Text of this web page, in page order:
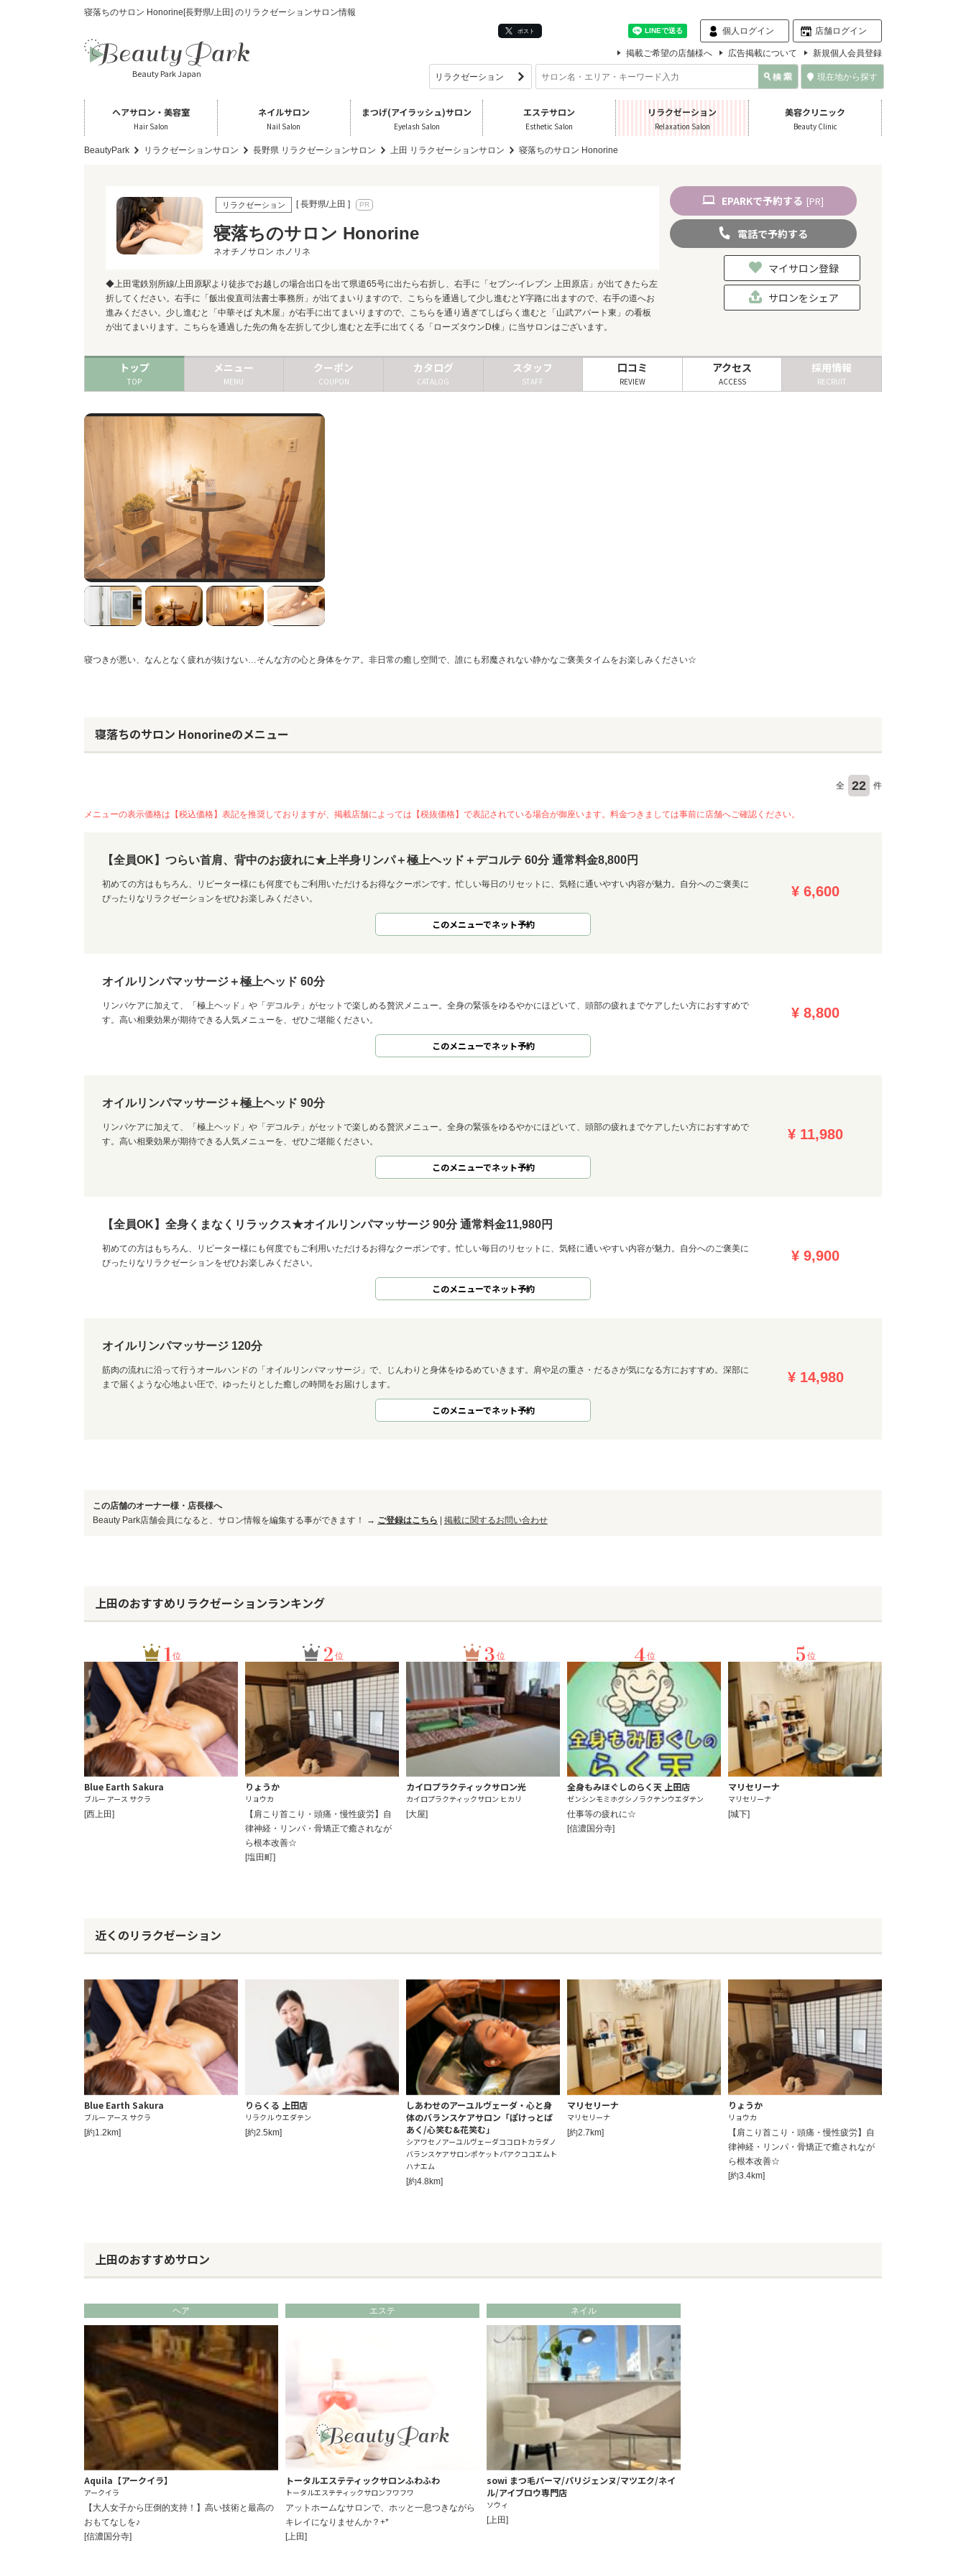
寝落ちのサロン Honorine[長野県/上田] のリラクゼーションサロン情報
ポスト 個人ログイン 店舗ログイン
Beauty Park Japan
掲載ご希望の店舗様へ 広告掲載について 新規個人会員登録
現在地から探す
ヘアサロン・美容室
Hair Salon
ネイルサロン
Nail Salon
まつげ(アイラッシュ)サロン
Eyelash Salon
エステサロン
Esthetic Salon
リラクゼーション
Relaxation Salon
美容クリニック
Beauty Clinic
BeautyPark リラクゼーションサロン 長野県 リラクゼーションサロン 上田 リラクゼーションサロン 寝落ちのサロン Honorine
リラクゼーション [ 長野県/上田 ]
寝落ちのサロン Honorine
ネオチノサロン ホノリネ
◆上田電鉄別所線/上田原駅より徒歩でお越しの場合出口を出て県道65号に出たら右折し、右手に「セブン-イレブン 上田原店」が出てきたら左
折してください。右手に「飯出俊直司法書士事務所」が出てまいりますので、こちらを通過して少し進むとY字路に出ますので、右手の道へお
進みください。少し進むと「中華そば 丸木屋」が右手に出てまいりますので、こちらを通り過ぎてしばらく進むと「山武アパート東」の看板
が出てまいります。こちらを通過した先の角を左折して少し進むと左手に出てくる「ローズタウンD棟」に当サロンはございます。
EPARKで予約する [PR]
電話で予約する
マイサロン登録
サロンをシェア
トップ
TOP
メニュー
MENU
クーポン
COUPON
カタログ
CATALOG
スタッフ
STAFF
口コミ
REVIEW
アクセス
ACCESS
採用情報
RECRUIT
寝つきが悪い、なんとなく疲れが抜けない…そんな方の心と身体をケア。非日常の癒し空間で、誰にも邪魔されない静かなご褒美タイムをお楽しみください☆
寝落ちのサロン Honorineのメニュー
全 22 件
メニューの表示価格は【税込価格】表記を推奨しておりますが、掲載店舗によっては【税抜価格】で表記されている場合が御座います。料金つきましては事前に店舗へご確認ください。
【全員OK】つらい首肩、背中のお疲れに★上半身リンパ＋極上ヘッド＋デコルテ 60分 通常料金8,800円
初めての方はもちろん、リピーター様にも何度でもご利用いただけるお得なクーポンです。忙しい毎日のリセットに、気軽に通いやすい内容が魅力。自分へのご褒美に
ぴったりなリラクゼーションをぜひお楽しみください。
¥ 6,600
このメニューでネット予約
オイルリンパマッサージ＋極上ヘッド 60分
リンパケアに加えて、「極上ヘッド」や「デコルテ」がセットで楽しめる贅沢メニュー。全身の緊張をゆるやかにほどいて、頭部の疲れまでケアしたい方におすすめで
す。高い相乗効果が期待できる人気メニューを、ぜひご堪能ください。
¥ 8,800
このメニューでネット予約
オイルリンパマッサージ＋極上ヘッド 90分
リンパケアに加えて、「極上ヘッド」や「デコルテ」がセットで楽しめる贅沢メニュー。全身の緊張をゆるやかにほどいて、頭部の疲れまでケアしたい方におすすめで
す。高い相乗効果が期待できる人気メニューを、ぜひご堪能ください。
¥ 11,980
このメニューでネット予約
【全員OK】全身くまなくリラックス★オイルリンパマッサージ 90分 通常料金11,980円
初めての方はもちろん、リピーター様にも何度でもご利用いただけるお得なクーポンです。忙しい毎日のリセットに、気軽に通いやすい内容が魅力。自分へのご褒美に
ぴったりなリラクゼーションをぜひお楽しみください。
¥ 9,900
このメニューでネット予約
オイルリンパマッサージ 120分
筋肉の流れに沿って行うオールハンドの「オイルリンパマッサージ」で、じんわりと身体をゆるめていきます。肩や足の重さ・だるさが気になる方におすすめ。深部に
まで届くような心地よい圧で、ゆったりとした癒しの時間をお届けします。
¥ 14,980
このメニューでネット予約
この店舗のオーナー様・店長様へ
Beauty Park店舗会員になると、サロン情報を編集する事ができます！ → ご登録はこちら | 掲載に関するお問い合わせ
上田のおすすめリラクゼーションランキング
1位
Blue Earth Sakura
ブルー アース サクラ
[西上田]
2 位
りょうか
リョウカ
【肩こり首こり・頭痛・慢性疲労】自
律神経・リンパ・骨矯正で癒されなが
ら根本改善☆
[塩田町]
3 位
カイロプラクティックサロン光
カイロプラクティックサロン ヒカリ
[大屋]
4位
全身もみほぐしのらく天 上田店
ゼンシンモミホグシノラクテンウエダテン
仕事等の疲れに☆
[信濃国分寺]
5 位
マリセリーナ
マリセリーナ
[城下]
近くのリラクゼーション
Blue Earth Sakura
ブルー アース サクラ
[約1.2km]
りらくる 上田店
リラクル ウエダテン
[約2.5km]
しあわせのアーユルヴェーダ・心と身
体のバランスケアサロン「ぽけっとぱ
あく/心笑む&花笑む」
シアワセノアーユルヴェーダココロトカラダノ
バランスケアサロンポケットパアクココエムト
ハナエム
[約4.8km]
マリセリーナ
マリセリーナ
[約2.7km]
りょうか
リョウカ
【肩こり首こり・頭痛・慢性疲労】自
律神経・リンパ・骨矯正で癒されなが
ら根本改善☆
[約3.4km]
上田のおすすめサロン
ヘア
Aquila【アークイラ】
アークイラ
【大人女子から圧倒的支持！】高い技術と最高の
おもてなしを♪
[信濃国分寺]
エステ
トータルエステティックサロンふわふわ
トータルエステティックサロンフワフワ
アットホームなサロンで、ホッと一息つきながら
キレイになりませんか？+*
[上田]
ネイル
sowi まつ毛パーマ/パリジェンヌ/マツエク/ネイ
ル/アイブロウ専門店
ソウィ
[上田]